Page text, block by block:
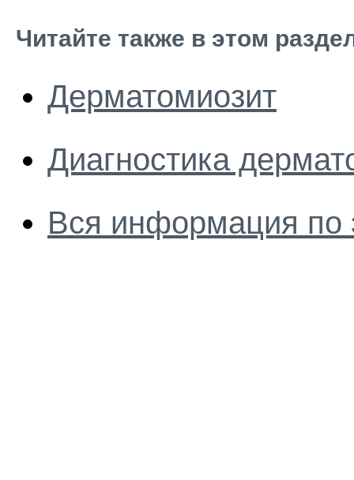
Читайте также в этом
Дерматомиозит
Диагностика
Вся информация по